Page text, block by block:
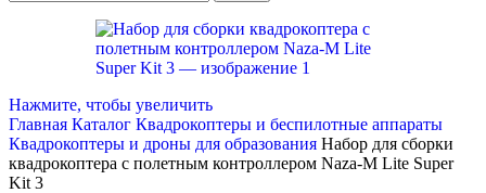
Нажмите, чтобы увеличить
Главная Каталог Квадрокоптеры и беспилотные аппараты
Квадрокоптеры и дроны для образования Набор для сборки
квадрокоптера с полетным контроллером Naza-M Lite Super
Kit 3